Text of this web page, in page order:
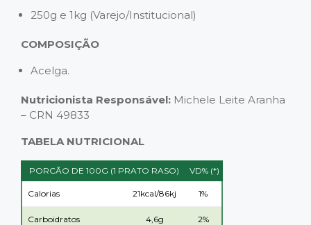
250g e 1kg (Varejo/Institucional)
COMPOSIÇÃO
Acelga.
Nutricionista Responsável: Michele Leite Aranha
– CRN 49833
TABELA NUTRICIONAL
PORCÃO DE 100G (1 PRATO RASO) VD% (*)
Calorias 21kcal/86kj 1%
Carboidratos 4,6g 2%